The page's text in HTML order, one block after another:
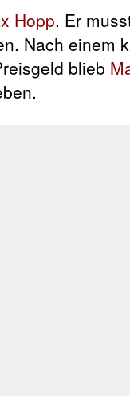
Hopp. Er
Nach einem
blieb